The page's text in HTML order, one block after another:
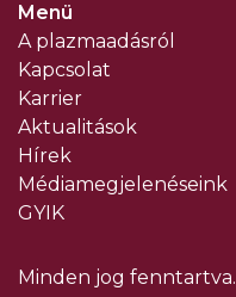
Menü
A plazmaadásról
Kapcsolat
Karrier
Aktualitások
Hírek
Médiamegjelenéseink
GYIK
Minden jog fenntartva.